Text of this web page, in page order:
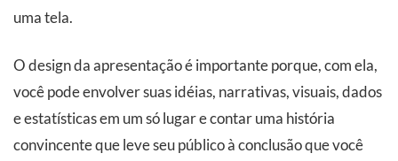
uma tela.
O design da apresentação é importante porque, com ela,
você pode envolver suas idéias, narrativas, visuais, dados
e estatísticas em um só lugar e contar uma história
convincente que leve seu público à conclusão que você